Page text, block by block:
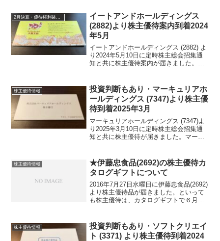
ホールディングス (42...
2月決算・優待権利確定銘柄
イートアンドホールディングス
(2882)より株主優待案内到着2024
年5月
イートアンドホールディングス (2882) よ
り2024年5月10日に定時株主総会招集通
知と共に株主優待案内が届きました。イ
ご紹介いたします。イートアンドホー
ル...
株主優待情報
投資判断もあり・マーキュリアホ
ールディングス (7347)より株主優
待到着2025年3月
マーキュリアホールディングス (7347)よ
り2025年3月10日に定時株主総会招集通
知と共に株主優待が届きました。マーキ
紹介いたします。マーキュリアホールデ
ィン...
株主優待情報
★伊藤忠食品(2692)の株主優待カ
タログギフトについて
2016年7月27日水曜日に伊藤忠食品(2692)
より株主優待品が届きました。といって
も株主優待は、カタログギフトで６月中
していました。ヤマト運輸・クール宅急
便にて届き...
株主優待情報
投資判断もあり・ソフトクリエイ
ト (3371) より株主優待到着2024